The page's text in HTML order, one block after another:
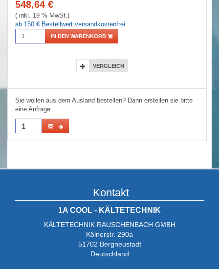
548,64 €
( inkl. 19 % MwSt.)
ab 150 € Bestellwert versandkostenfrei
IN DEN WARENKORB
VERGLEICH
Sie wollen aus dem Ausland bestellen? Dann erstellen sie bitte
eine Anfrage.
Kontakt
1A COOL - KÄLTETECHNIK
KÄLTETECHNIK RAUSCHENBACH GMBH
Kölnerstr. 290a
51702 Bergneustadt
Deutschland